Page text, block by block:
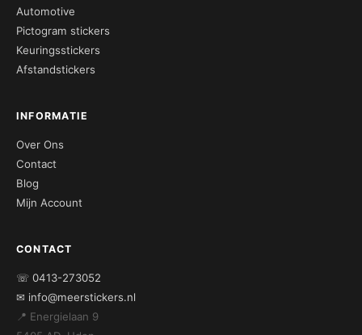
Automotive
Pictogram stickers
Keuringsstickers
Afstandstickers
INFORMATIE
Over Ons
Contact
Blog
Mijn Account
CONTACT
☏ 0413-273052
✉ info@meerstickers.nl
📍 Energielaan 9